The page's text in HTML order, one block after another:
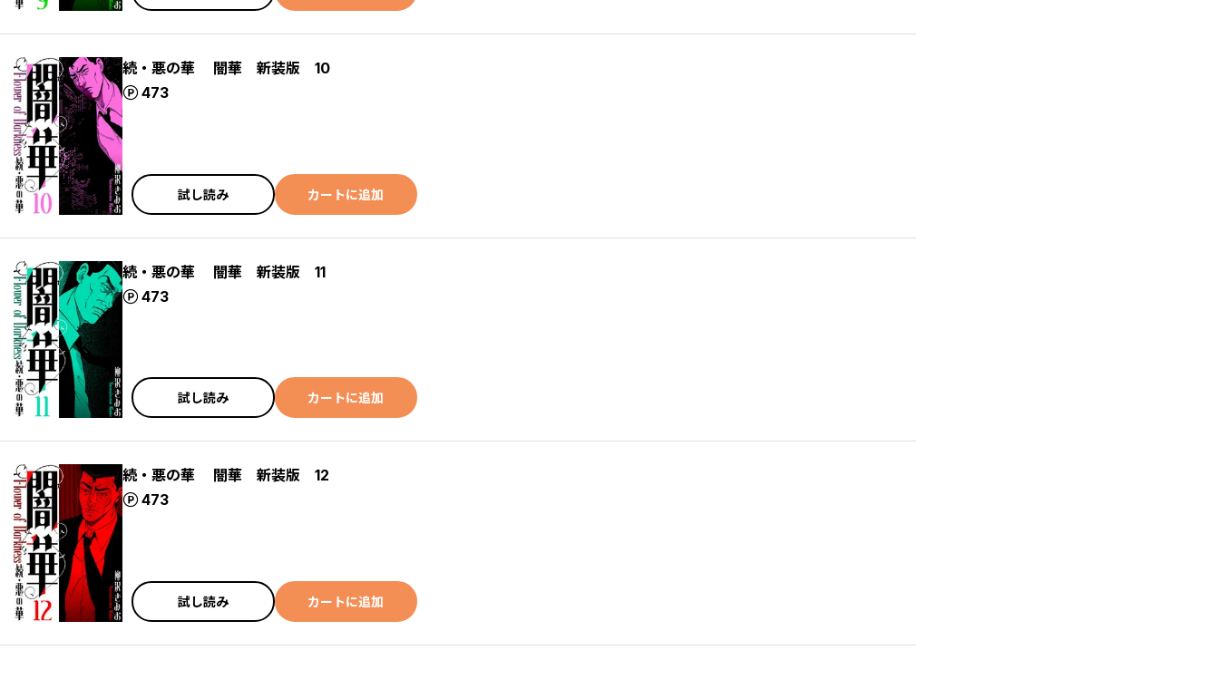
続・悪の華 闇華 新装版 10
473
ポイント
試し読み カートに追加
続・悪の華 闇華 新装版 11
473
ポイント
試し読み カートに追加
続・悪の華 闇華 新装版 12
473
ポイント
試し読み カートに追加